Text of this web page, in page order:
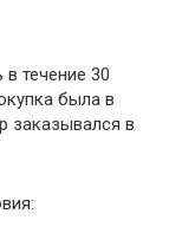
течение 30
была в
заказывался в